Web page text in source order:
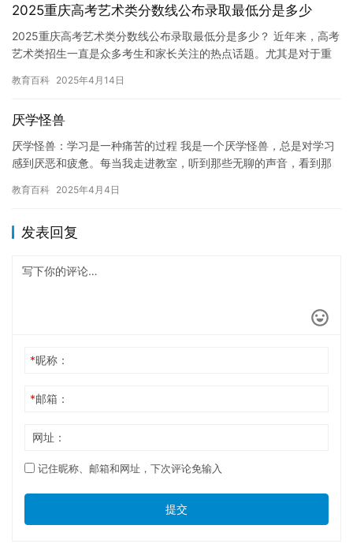
2025重庆高考艺术类分数线公布录取最低分是多少
2025重庆高考艺术类分数线公布录取最低分是多少？ 近年来，高考
艺术类招生一直是众多考生和家长关注的热点话题。尤其是对于重
教育百科 2025年4月14日
厌学怪兽
厌学怪兽：学习是一种痛苦的过程 我是一个厌学怪兽，总是对学习
感到厌恶和疲惫。每当我走进教室，听到那些无聊的声音，看到那
服…
教育百科 2025年4月4日
发表回复
*昵称：
*邮箱：
网址：
记住昵称、邮箱和网址，下次评论免输入
提交